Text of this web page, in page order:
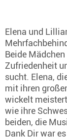
Elena und
Beide
Zufriedenheit
sucht. Elena,
mit ihren
wickelt
wie ihre
beiden, die
Dank Dir war